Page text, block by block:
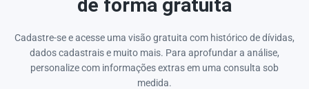
de forma gratuita
Cadastre-se e acesse uma visão gratuita com histórico de dívidas,
dados cadastrais e muito mais. Para aprofundar a análise,
personalize com informações extras em uma consulta sob
medida.